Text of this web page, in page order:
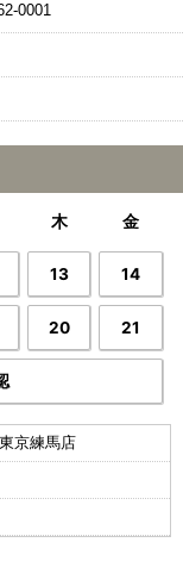
0001
木 金
13 14
20 21
京練馬店